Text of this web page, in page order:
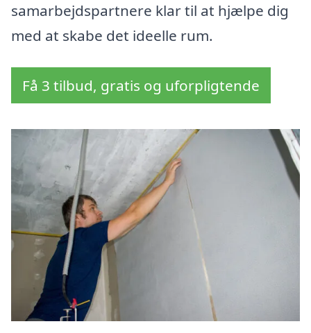
samarbejdspartnere klar til at hjælpe dig
med at skabe det ideelle rum.
Få 3 tilbud, gratis og uforpligtende